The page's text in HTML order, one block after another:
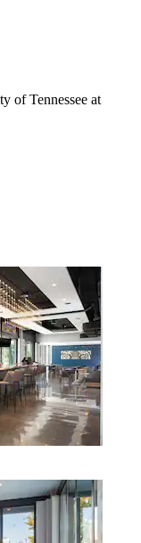
of Tennessee at